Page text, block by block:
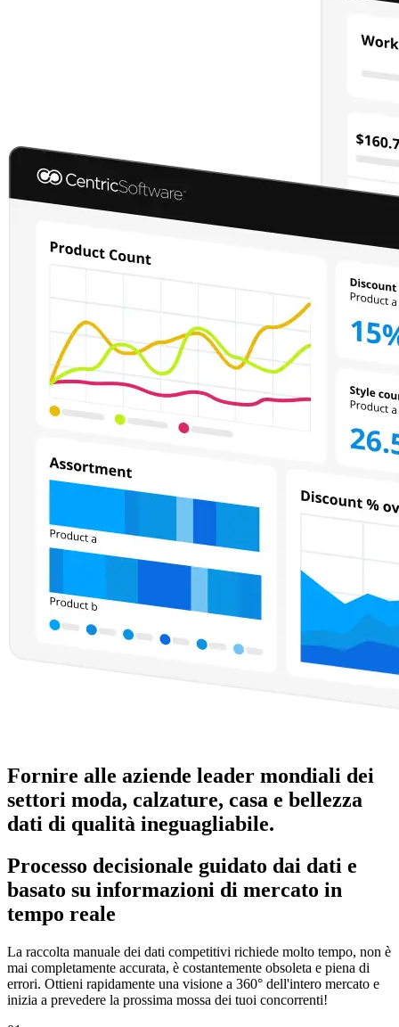
Fornire alle aziende leader mondiali dei
settori moda, calzature, casa e bellezza
dati di qualità ineguagliabile.
Processo decisionale guidato dai dati e
basato su informazioni di mercato in
tempo reale
La raccolta manuale dei dati competitivi richiede molto tempo, non è
mai completamente accurata, è costantemente obsoleta e piena di
errori. Ottieni rapidamente una visione a 360° dell'intero mercato e
inizia a prevedere la prossima mossa dei tuoi concorrenti!